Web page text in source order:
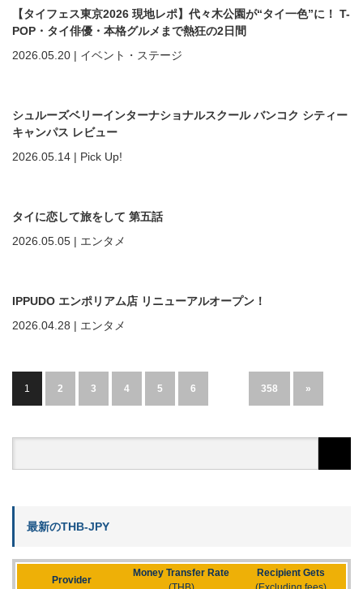
【タイフェス東京2026 現地レポ】代々木公園が“タイ一色”に！ T-
POP・タイ俳優・本格グルメまで熱狂の2日間
2026.05.20 | イベント・ステージ
シュルーズベリーインターナショナルスクール バンコク シティー
キャンパス レビュー
2026.05.14 | Pick Up!
タイに恋して旅をして 第五話
2026.05.05 | エンタメ
IPPUDO エンポリアム店 リニューアルオープン！
2026.04.28 | エンタメ
1 2 3 4 5 6 358 »
最新のTHB-JPY